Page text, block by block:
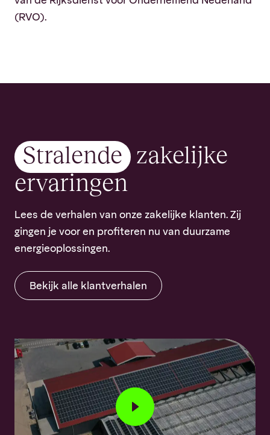
(RVO).
Stralende zakelijke
ervaringen
Lees de verhalen van onze zakelijke klanten. Zij
gingen je voor en profiteren nu van duurzame
energieoplossingen.
Bekijk alle klantverhalen